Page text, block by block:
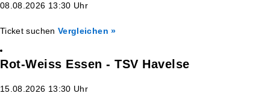
08.08.2026 13:30 Uhr
Ticket suchen Vergleichen »
Rot-Weiss Essen - TSV Havelse
15.08.2026 13:30 Uhr